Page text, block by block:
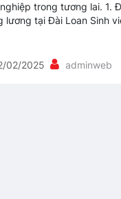
trong tương lai. 1.
lương tại Đài Loan Sinh
02/2025 adminweb